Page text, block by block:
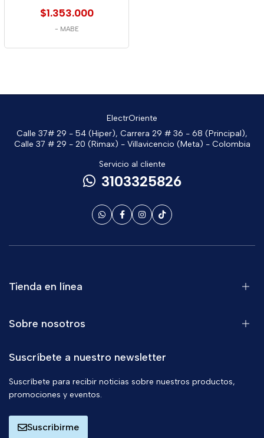
$1.353.000
- MABE
ElectrOriente
Calle 37# 29 - 54 (Hiper), Carrera 29 # 36 - 68 (Principal),
Calle 37 # 29 - 20 (Rimax) - Villavicencio (Meta) - Colombia
Servicio al cliente
3103325826
Tienda en línea
Sobre nosotros
Suscríbete a nuestro newsletter
Suscríbete para recibir noticias sobre nuestros productos,
promociones y eventos.
Suscribirme